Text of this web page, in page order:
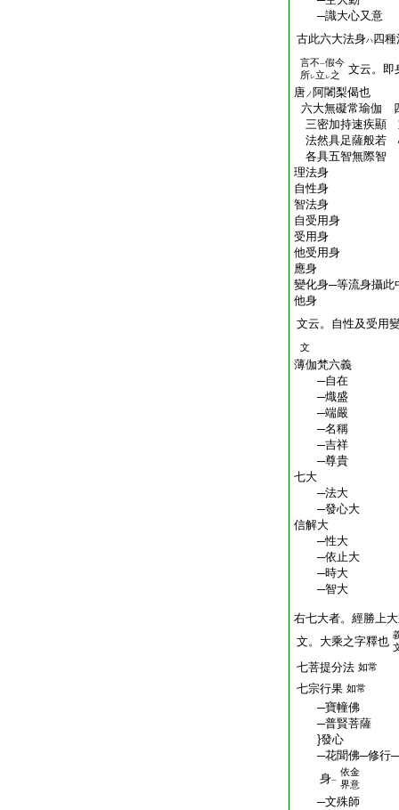
─識大心又意
古此六大法身ハ四
言不一假今
所レ立 レ之
文云。
唐ノ 阿闍梨偈也
六大無礙常瑜伽
三密加持速疾顯
法然具足薩般若
各具五智無際智
理法身
自性身
智法身
自受用身
受用身
他受用身
應身
變化身─等流身攝此
他身
文云。自性及受用
文
薄伽梵六義
─自在
─熾盛
─端嚴
─名稱
─吉祥
─尊貴
七大
─法大
─發心大
信解大
─性大
─依止大
─時大
─智大
右七大者。經勝上
文。大乘之字釋也
七菩提分法 如常
七宗行果 如常
─寶幢佛
─普賢菩薩
}發心
─花聞佛─修行─
身一
依金
界意
─文殊師